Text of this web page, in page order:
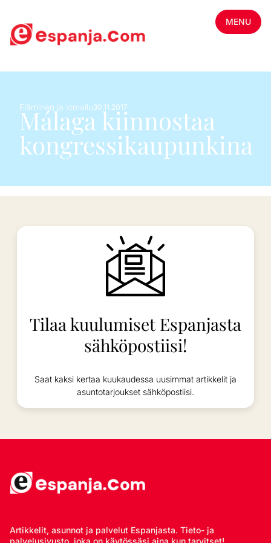
MENU
Eläminen ja lomailu30.11.2017
Málaga kiinnostaa
kongressikaupunkina
Tilaa kuulumiset Espanjasta
sähköpostiisi!
Saat kaksi kertaa kuukaudessa uusimmat artikkelit ja
asuntotarjoukset sähköpostiisi.
Artikkelit, asunnot ja palvelut Espanjasta. Tieto- ja
palvelusivusto, joka on käytössäsi aina kun tarvitset!